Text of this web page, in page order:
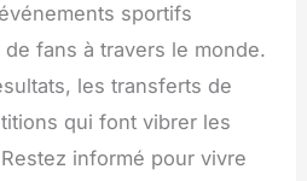
sportifs
fans à travers le monde.
les transferts de
qui font vibrer les
informé pour vivre